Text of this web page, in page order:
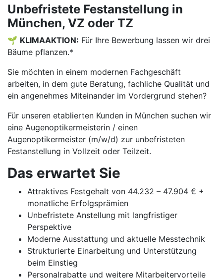
Unbefristete Festanstellung in
München, VZ oder TZ
🌱 KLIMAAKTION: Für Ihre Bewerbung lassen wir drei
Bäume pflanzen.*
Sie möchten in einem modernen Fachgeschäft
arbeiten, in dem gute Beratung, fachliche Qualität und
ein angenehmes Miteinander im Vordergrund stehen?
Für unseren etablierten Kunden in München suchen wir
eine Augenoptikermeisterin / einen
Augenoptikermeister (m/w/d) zur unbefristeten
Festanstellung in Vollzeit oder Teilzeit.
Das erwartet Sie
Attraktives Festgehalt von 44.232 – 47.904 € +
monatliche Erfolgsprämien
Unbefristete Anstellung mit langfristiger
Perspektive
Moderne Ausstattung und aktuelle Messtechnik
Strukturierte Einarbeitung und Unterstützung
beim Einstieg
Personalrabatte und weitere Mitarbeitervorteile